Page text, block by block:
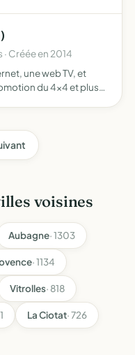
· Créée en 2014
une web TV, et
du 4x4 et plus
voisines
Aubagne· 1303
· 1134
Vitrolles· 818
La Ciotat· 726